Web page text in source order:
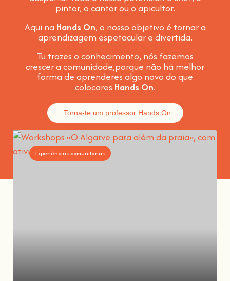
pintor, o cantor ou o apicultor.
Aqui na Hands On, o nosso objetivo é tornar a
aprendizagem espetacular e divertida.
Tu trazes o conhecimento, nós fazemos
crescer a comunidade,porque não há melhor
forma de aprenderes algo novo do que
colocares Hands On.
Torna-te um professor Hands On
Experiências comunitárias